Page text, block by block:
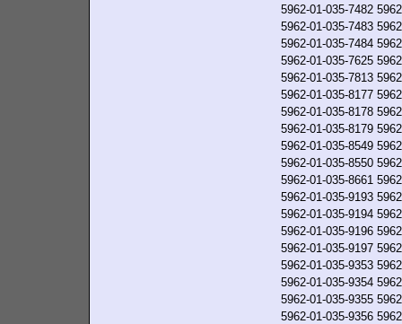
5962-01-035-7482
5962-01-035-7483
5962-01-035-7484
5962-01-035-7625
5962-01-035-7813
5962-01-035-8177
5962-01-035-8178
5962-01-035-8179
5962-01-035-8549
5962-01-035-8550
5962-01-035-8661
5962-01-035-9193
5962-01-035-9194
5962-01-035-9196
5962-01-035-9197
5962-01-035-9353
5962-01-035-9354
5962-01-035-9355
5962-01-035-9356